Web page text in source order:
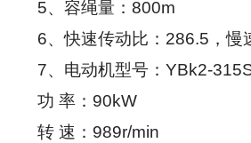
5、容绳量：800m
6、快速传动比：286.5，慢
7、电动机型号：YBk2-
功 率：90kW
转 速：989r/min